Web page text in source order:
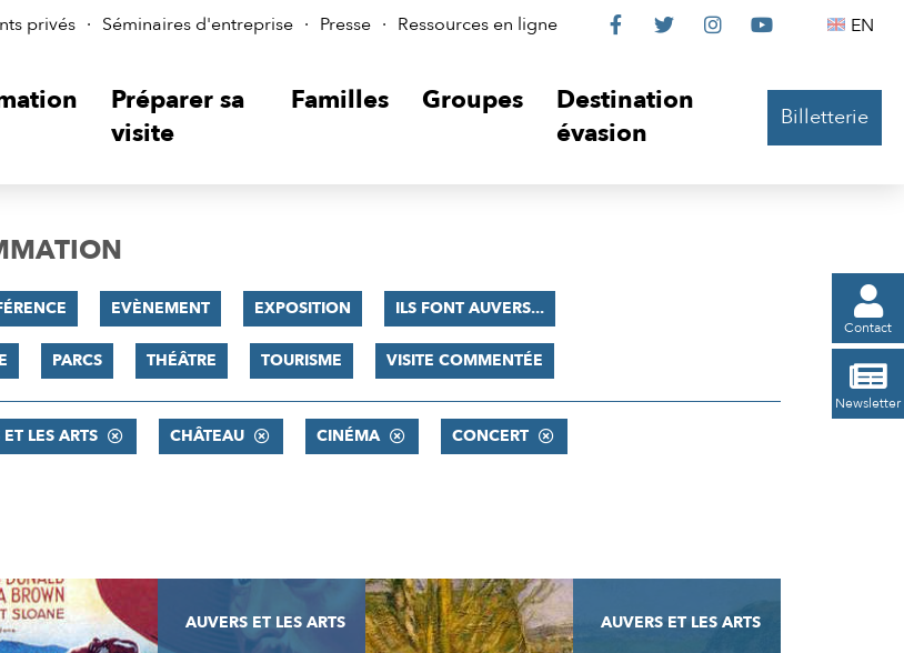
privés Séminaires d'entreprise Presse Ressources en ligne
Le
sur

Le

Le

Le
 EN
Préparer sa
visite
Familles Groupes
Destination
évasion
Billetterie

Contact

Newsletter
EVÈNEMENT EXPOSITION ILS FONT AUVERS...
PARCS THÉÂTRE TOURISME VISITE COMMENTÉE
LES ARTS CHÂTEAU CINÉMA CONCERT
AUVERS ET LES ARTS
AUVERS ET LES ARTS